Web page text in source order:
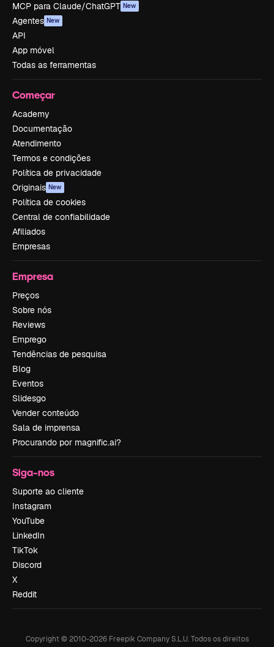
MCP para Claude/ChatGPT New
Agentes New
API
App móvel
Todas as ferramentas
Começar
Academy
Documentação
Atendimento
Termos e condições
Política de privacidade
Originais New
Política de cookies
Central de confiabilidade
Afiliados
Empresas
Empresa
Preços
Sobre nós
Reviews
Emprego
Tendências de pesquisa
Blog
Eventos
Slidesgo
Vender conteúdo
Sala de imprensa
Procurando por magnific.ai?
Siga-nos
Suporte ao cliente
Instagram
YouTube
LinkedIn
TikTok
Discord
X
Reddit
Copyright © 2010-2026Freepik Company S.L.U. Todos os direitos